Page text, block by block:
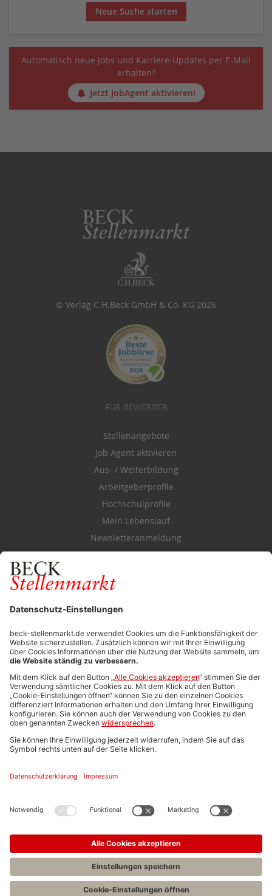
Neue Suche starten
Automatisch neue Jobs und Karriere-Updates per E-Mail
erhalten?
Jetzt JobAgent aktivieren!
© Verlag C.H.Beck GmbH & Co. KG 2026
FÜR BEWERBER
Stellenangebote
Job Agent aktivieren
Aus- / Weiterbildung
Arbeitgeberprofile
Hochschulprofile
Mein Lebenslauf
Newsletteranmeldung
Durchsuchen Sie den Stellenkatalog
FÜR ARBEITGEBER
Stellenmarktpreise
Anzeigen-AGB
Media-Daten
Newsletteranmeldung
Produktübersicht
ALLGEMEIN
FAQs
Impressum
Stellenangebote C.H.BECK